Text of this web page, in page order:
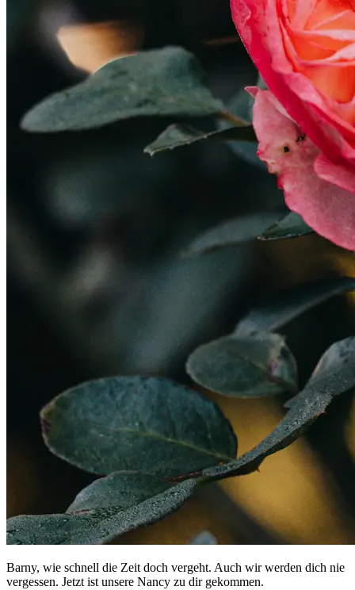
Barny, wie schnell die Zeit doch vergeht. Auch wir werden dich nie
vergessen. Jetzt ist unsere Nancy zu dir gekommen.